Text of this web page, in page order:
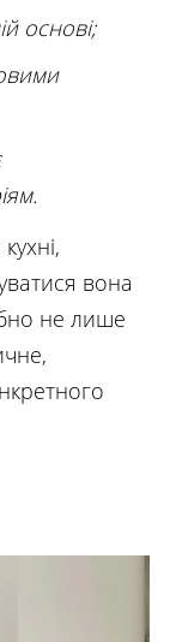
основі;
вона
не лише